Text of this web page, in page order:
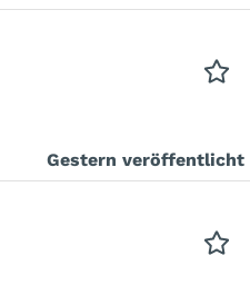
Gestern veröffentlicht